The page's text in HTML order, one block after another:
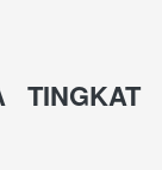
TINGKAT